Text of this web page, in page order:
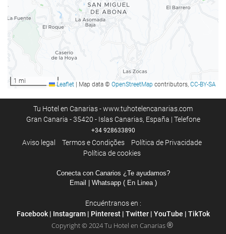
1 mi Leaflet Map data © OpenStreetMap contributors, CC-BY-SA
Tu Hotel en Canarias - www.tuhotelencanarias.com
Gran Canaria - 35420 - Islas Canarias, España | Telefone
+34 928633890
Aviso legal Termos e Condições
Política de Privacidade
Política de cookies
Conecta con Canarios ¿Te ayudamos?
Email
| Whatsapp ( En Linea )
Encuéntranos en :
Facebook| Instagram| Pinterest| Twitter| YouTube | TikTok
Copyright © 2024 Tu Hotel en Canarias®